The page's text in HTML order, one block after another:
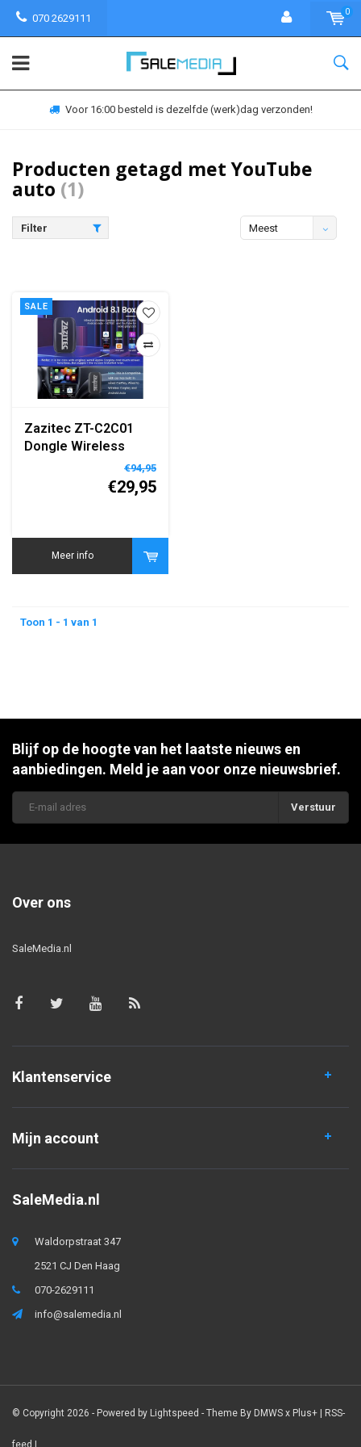
070 2629111
0
Voor 16:00 besteld is dezelfde (werk)dag verzonden!
Producten getagd met YouTube
auto (1)
Filter
Meest
SALE
Zazitec ZT-C2C01
Dongle Wireless
Smart Apple Carplay
AI box - Youtube -
€94,95
€29,95
Meer info
Toon 1 - 1 van 1
Blijf op de hoogte van het laatste nieuws en
aanbiedingen. Meld je aan voor onze nieuwsbrief.
Verstuur
Over ons
SaleMedia.nl
Klantenservice
Mijn account
SaleMedia.nl
Waldorpstraat 347
2521 CJ Den Haag
070-2629111
info@salemedia.nl
© Copyright 2026 - Powered by Lightspeed - Theme By DMWS x Plus+ | RSS-
feed |